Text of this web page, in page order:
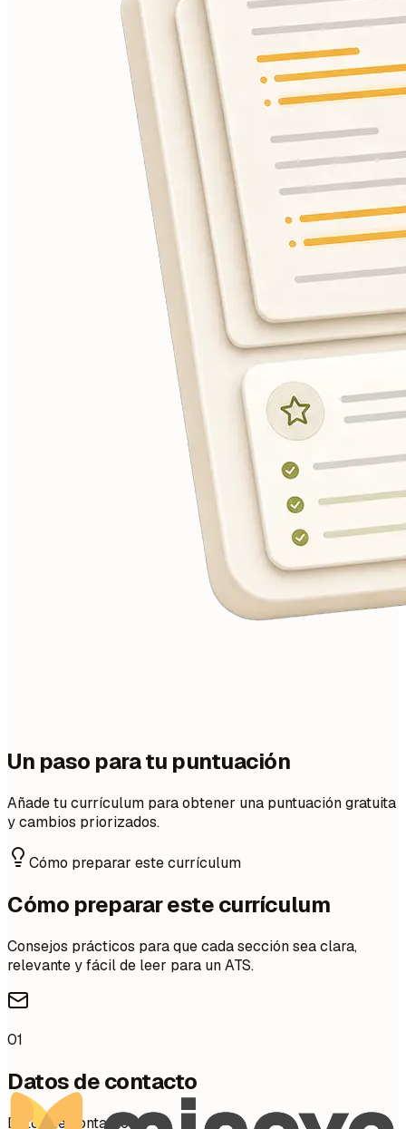
Un paso para tu puntuación
Añade tu currículum para obtener una puntuación gratuita
y cambios priorizados.
Cómo preparar este currículum
Cómo preparar este currículum
Consejos prácticos para que cada sección sea clara,
relevante y fácil de leer para un ATS.
01
Datos de contacto
Datos de contacto